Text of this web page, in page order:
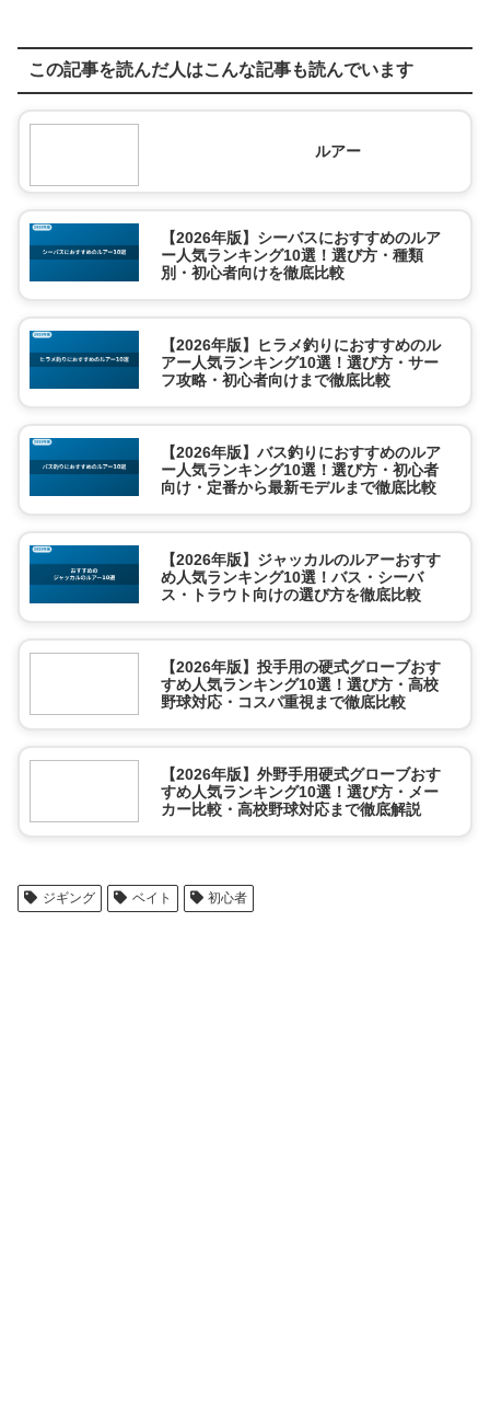
この記事を読んだ人はこんな記事も読んでいます
ルアー
【2026年版】シーバスにおすすめのルア
ー人気ランキング10選！選び方・種類
別・初心者向けを徹底比較
【2026年版】ヒラメ釣りにおすすめのル
アー人気ランキング10選！選び方・サー
フ攻略・初心者向けまで徹底比較
【2026年版】バス釣りにおすすめのルア
ー人気ランキング10選！選び方・初心者
向け・定番から最新モデルまで徹底比較
【2026年版】ジャッカルのルアーおすす
め人気ランキング10選！バス・シーバ
ス・トラウト向けの選び方を徹底比較
【2026年版】投手用の硬式グローブおす
すめ人気ランキング10選！選び方・高校
野球対応・コスパ重視まで徹底比較
【2026年版】外野手用硬式グローブおす
すめ人気ランキング10選！選び方・メー
カー比較・高校野球対応まで徹底解説
ジギング ベイト 初心者